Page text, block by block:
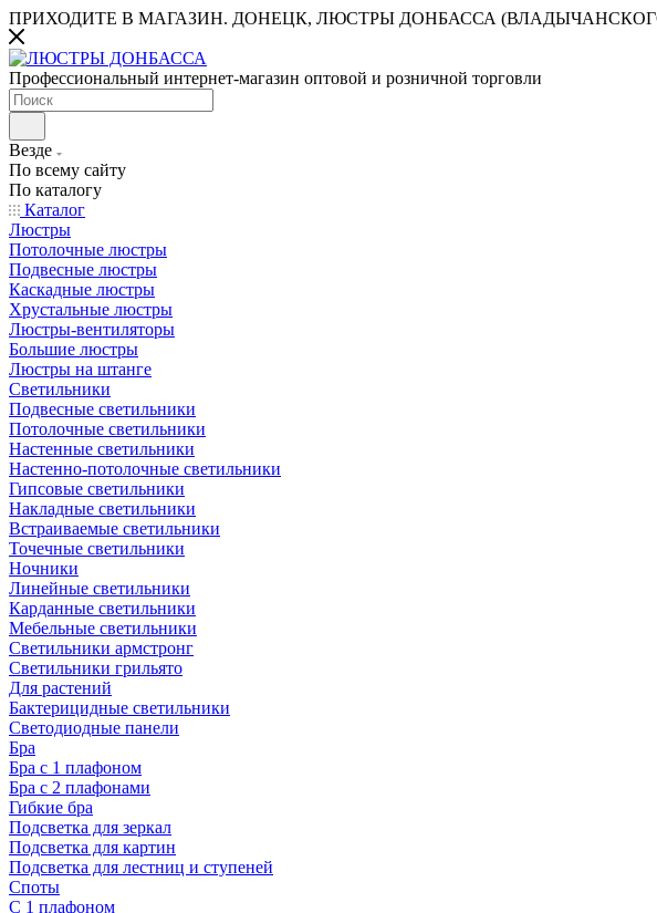
ПРИХОДИТЕ В МАГАЗИН. ДОНЕЦК, ЛЮСТРЫ ДОНБАССА
Профессиональный интернет-магазин оптовой и розничной торговли
Везде
По всему сайту
По каталогу
Каталог
Люстры
Потолочные люстры
Подвесные люстры
Каскадные люстры
Хрустальные люстры
Люстры-вентиляторы
Большие люстры
Люстры на штанге
Светильники
Подвесные светильники
Потолочные светильники
Настенные светильники
Настенно-потолочные светильники
Гипсовые светильники
Накладные светильники
Встраиваемые светильники
Точечные светильники
Ночники
Линейные светильники
Карданные светильники
Мебельные светильники
Светильники армстронг
Светильники грильято
Для растений
Бактерицидные светильники
Светодиодные панели
Бра
Бра с 1 плафоном
Бра с 2 плафонами
Гибкие бра
Подсветка для зеркал
Подсветка для картин
Подсветка для лестниц и ступеней
Споты
С 1 плафоном